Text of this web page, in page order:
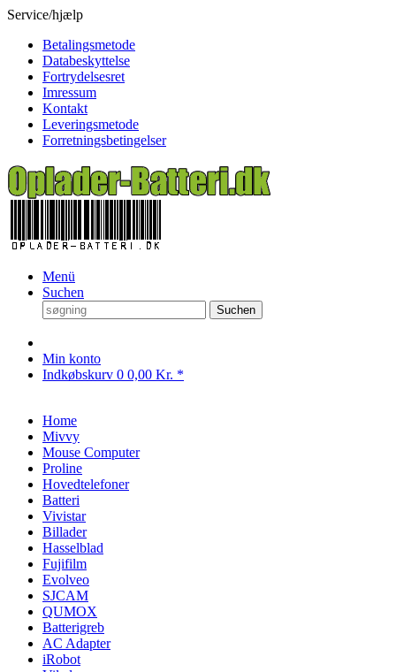
Service/hjælp
Betalingsmetode
Databeskyttelse
Fortrydelsesret
Imressum
Kontakt
Leveringsmetode
Forretningsbetingelser
Menü
Suchen
Suchen
Min konto
Indkøbskurv 0 0,00 Kr. *
Home
Mivvy
Mouse Computer
Proline
Hovedtelefoner
Batteri
Vivistar
Billader
Hasselblad
Fujifilm
Evolveo
SJCAM
QUMOX
Batterigreb
AC Adapter
iRobot